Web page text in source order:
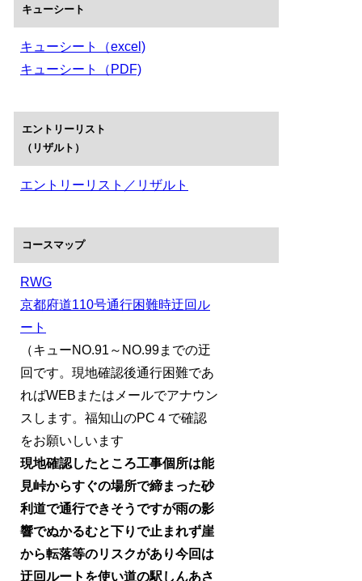
キューシート
キューシート（excel)
キューシート（PDF)
エントリーリスト
（リザルト）
エントリーリスト／リザルト
コースマップ
RWG
京都府道110号通行困難時迂回ル
ート
（キューNO.91～NO.99までの迂
回です。現地確認後通行困難であ
ればWEBまたはメールでアナウン
スします。福知山のPC４で確認
をお願いしいます
現地確認したところ工事個所は能
見峠からすぐの場所で締まった砂
利道で通行できそうですが雨の影
響でぬかるむと下りで止まれず崖
から転落等のリスクがあり今回は
迂回ルートを使い道の駅しんあさ